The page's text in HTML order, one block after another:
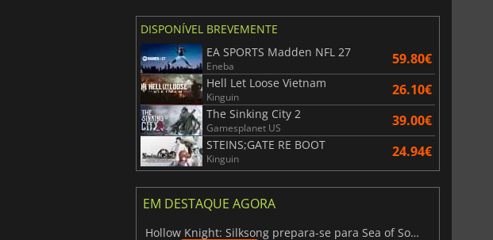
DISPONÍVEL BREVEMENTE
EA SPORTS Madden NFL 27
Eneba 59.80€
Hell Let Loose Vietnam
Kinguin 26.10€
The Sinking City 2
Gamesplanet US 39.00€
STEINS;GATE RE BOOT
Kinguin 24.94€
EM DESTAQUE AGORA
Hollow Knight: Silksong prepara-se para Sea of Sorrow com um patch